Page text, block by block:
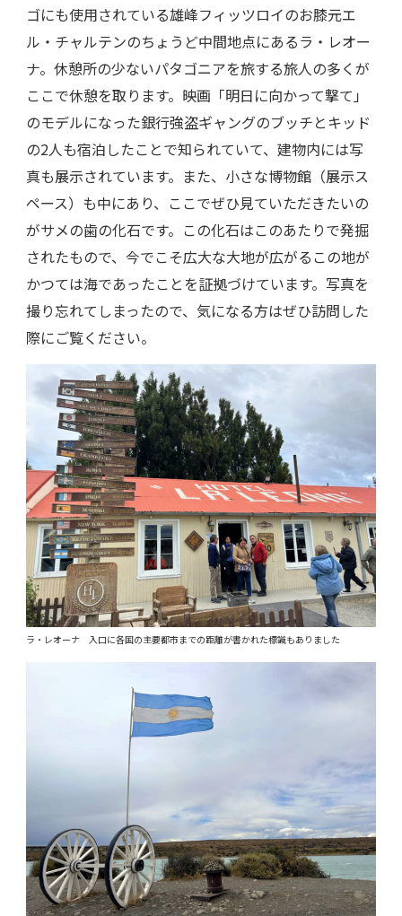
ゴにも使用されている雄峰フィッツロイのお膝元エ
ル・チャルテンのちょうど中間地点にあるラ・レオー
ナ。休憩所の少ないパタゴニアを旅する旅人の多くが
ここで休憩を取ります。映画「明日に向かって撃て」
のモデルになった銀行強盗ギャングのブッチとキッド
の2人も宿泊したことで知られていて、建物内には写
真も展示されています。また、小さな博物館（展示ス
ペース）も中にあり、ここでぜひ見ていただきたいの
がサメの歯の化石です。この化石はこのあたりで発掘
されたもので、今でこそ広大な大地が広がるこの地が
かつては海であったことを証拠づけています。写真を
撮り忘れてしまったので、気になる方はぜひ訪問した
際にご覧ください。
ラ・レオーナ 入口に各国の主要都市までの距離が書かれた標識もありました